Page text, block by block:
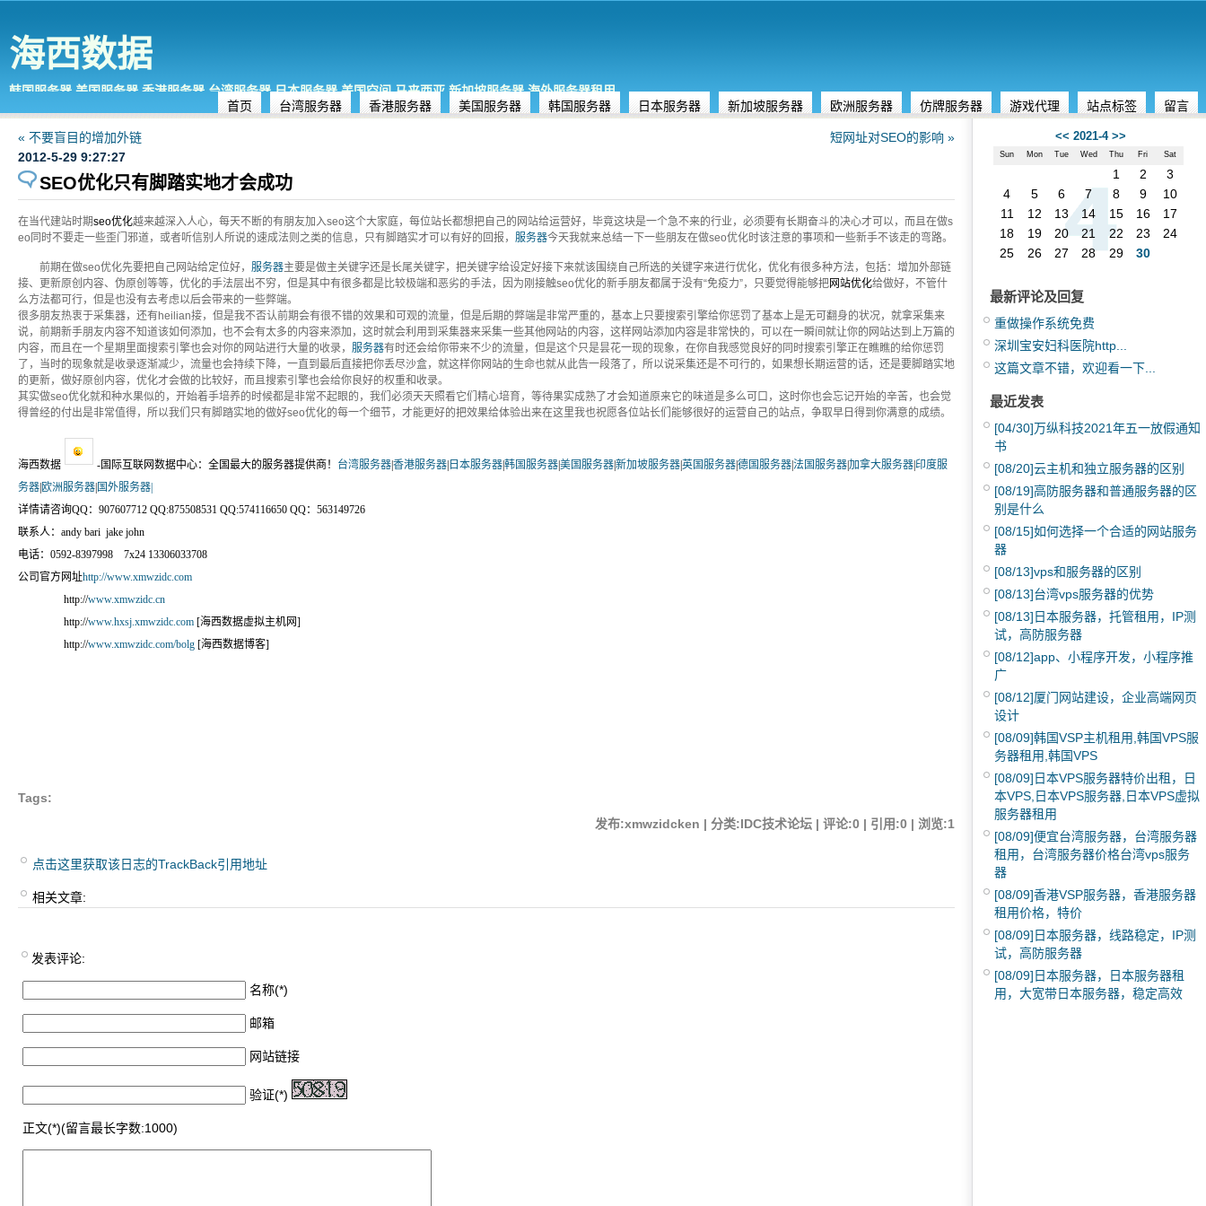
海西数据
韩国服务器,美国服务器,香港服务器,台湾服务器,日本服务器,美国空间,马来西亚,新加坡服务器,海外服务器租用
首页
台湾服务器 香港服务器 美国服务器 韩国服务器 日本服务器 新加坡服务器 欧洲服务器 仿牌服务器 游戏代理 站点标签 留言
« 不要盲目的增加外链
短网址对SEO的影响 »
2012-5-29 9:27:27
SEO优化只有脚踏实地才会成功
在当代建站时期seo优化越来越深入人心，每天不断的有朋友加入seo这个大家庭，每位站长都想把自己的网站给运营好，毕竟这块是一个急不来的行业，必须要有长期奋斗的决心才可以，而且在做s
eo同时不要走一些歪门邪道，或者听信别人所说的速成法则之类的信息，只有脚踏实才可以有好的回报， 服务器今天我就来总结一下一些朋友在做seo优化时该注意的事项和一些新手不该走的弯路。
前期在做seo优化先要把自己网站给定位好， 服务器主要是做主关键字还是长尾关键字，把关键字给设定好接下来就该围绕自己所选的关键字来进行优化，优化有很多种方法，包括：增加外部链
接、更新原创内容、伪原创等等，优化的手法层出不穷，但是其中有很多都是比较极端和恶劣的手法，因为刚接触seo优化的新手朋友都属于没有“免疫力”，只要觉得能够把网站优化给做好，不管什
么方法都可行，但是也没有去考虑以后会带来的一些弊端。
很多朋友热衷于采集器，还有heilian接，但是我不否认前期会有很不错的效果和可观的流量，但是后期的弊端是非常严重的，基本上只要搜索引擎给你惩罚了基本上是无可翻身的状况，就拿采集来
说，前期新手朋友内容不知道该如何添加，也不会有太多的内容来添加，这时就会利用到采集器来采集一些其他网站的内容，这样网站添加内容是非常快的，可以在一瞬间就让你的网站达到上万篇的
内容，而且在一个星期里面搜索引擎也会对你的网站进行大量的收录， 服务器有时还会给你带来不少的流量，但是这个只是昙花一现的现象，在你自我感觉良好的同时搜索引擎正在瞧瞧的给你惩罚
了，当时的现象就是收录逐渐减少，流量也会持续下降，一直到最后直接把你丢尽沙盒，就这样你网站的生命也就从此告一段落了，所以说采集还是不可行的，如果想长期运营的话，还是要脚踏实地
的更新，做好原创内容，优化才会做的比较好，而且搜索引擎也会给你良好的权重和收录。
其实做seo优化就和种水果似的，开始着手培养的时候都是非常不起眼的，我们必须天天照看它们精心培育，等待果实成熟了才会知道原来它的味道是多么可口，这时你也会忘记开始的辛苦，也会觉
得曾经的付出是非常值得，所以我们只有脚踏实地的做好seo优化的每一个细节，才能更好的把效果给体验出来在这里我也祝愿各位站长们能够很好的运营自己的站点，争取早日得到你满意的成绩。
海西数据 -国际互联网数据中心：全国最大的服务器提供商！ 台湾服务器香港服务器 日本服务器韩国服务器美国服务器新加坡服务器英国服务器德国服务器法国服务器加拿大服务器印度服
务器 欧洲服务器 国外服务器|
详情请咨询QQ：907607712 QQ:875508531 QQ:574116650 QQ：563149726
联系人：andy bari jake john
电话：0592-8397998 7x24 13306033708
公司官方网址http://www.xmwzidc.com
http://www.xmwzidc.cn
http://www.hxsj.xmwzidc.com [海西数据虚拟主机网]
http://www.xmwzidc.com/bolg [海西数据博客]
Tags:
发布:xmwzidcken | 分类:IDC技术论坛 | 评论:0 | 引用:0 | 浏览:1
点击这里获取该日志的TrackBack引用地址
相关文章:
发表评论:
名称(*)
邮箱
网站链接
验证(*)
正文(*)(留言最长字数:1000)
<< 2021-4 >>
Sun Mon Tue Wed Thu Fri Sat
1 2
3
4
5 6 7 8 9
10
11
12 13 14 15 16
17
18
19 20 21 22 23
24
25
26 27 28 29 30
最新评论及回复
重做操作系统免费
深圳宝安妇科医院http...
这篇文章不错，欢迎看一下...
最近发表
[04/30]万纵科技2021年五一放假通知
书
[08/20]云主机和独立服务器的区别
[08/19]高防服务器和普通服务器的区
别是什么
[08/15]如何选择一个合适的网站服务
器
[08/13]vps和服务器的区别
[08/13]台湾vps服务器的优势
[08/13] 日本服务器，托管租用，IP测
试，高防服务器
[08/12]app、小程序开发，小程序推
广
[08/12]厦门网站建设，企业高端网页
设计
[08/09]韩国VSP主机租用,韩国VPS服
务器租用,韩国VPS
[08/09] 日本VPS服务器特价出租，日
本VPS,日本VPS服务器,日本VPS虚拟
服务器租用
[08/09]便宜台湾服务器，台湾服务器
租用，台湾服务器价格台湾vps服务
器
[08/09]香港VSP服务器，香港服务器
租用价格，特价
[08/09] 日本服务器，线路稳定，IP测
试，高防服务器
[08/09] 日本服务器，日本服务器租
用，大宽带日本服务器，稳定高效